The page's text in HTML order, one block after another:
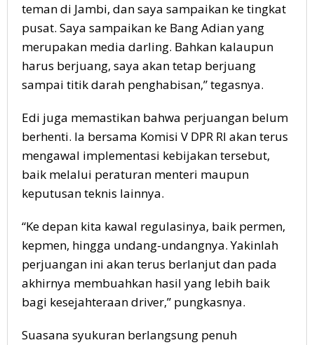
teman di Jambi, dan saya sampaikan ke tingkat
pusat. Saya sampaikan ke Bang Adian yang
merupakan media darling. Bahkan kalaupun
harus berjuang, saya akan tetap berjuang
sampai titik darah penghabisan,” tegasnya.
Edi juga memastikan bahwa perjuangan belum
berhenti. Ia bersama Komisi V DPR RI akan terus
mengawal implementasi kebijakan tersebut,
baik melalui peraturan menteri maupun
keputusan teknis lainnya.
“Ke depan kita kawal regulasinya, baik permen,
kepmen, hingga undang-undangnya. Yakinlah
perjuangan ini akan terus berlanjut dan pada
akhirnya membuahkan hasil yang lebih baik
bagi kesejahteraan driver,” pungkasnya.
Suasana syukuran berlangsung penuh